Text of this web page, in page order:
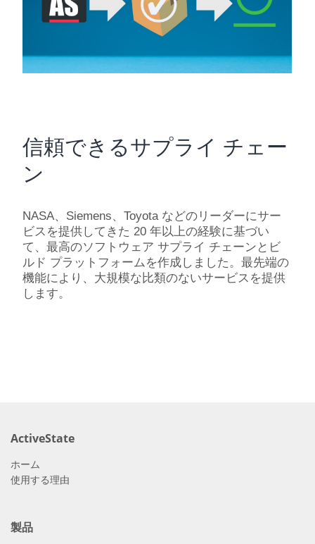
信頼できるサプライ チェー
ン
NASA、Siemens、Toyota などのリーダーにサー
ビスを提供してきた 20 年以上の経験に基づい
て、最高のソフトウェア サプライ チェーンとビ
ルド プラットフォームを作成しました。最先端の
機能により、大規模な比類のないサービスを提供
します。
ActiveState
ホーム
使用する理由
製品